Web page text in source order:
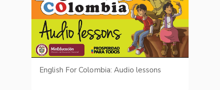
English For Colombia: Audio lessons